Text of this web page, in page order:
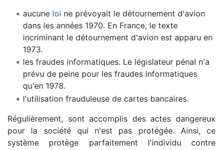
aucune loi ne prévoyait le détournement d'avion
dans les années 1970. En France, le texte
incriminant le détournement d'avion est apparu en
1973.
les fraudes informatiques. Le législateur pénal n'a
prévu de peine pour les fraudes informatiques
qu'en 1978.
l'utilisation frauduleuse de cartes bancaires.
Régulièrement, sont accomplis des actes dangereux
pour la société qui n'est pas protégée. Ainsi, ce
système protège parfaitement l'individu contre